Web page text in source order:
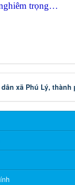
trọng…
xã Phú Lý, thành